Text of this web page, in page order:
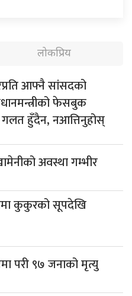
लोकप्रिय
आफ्नै सांसदको
फेसबुक
गलत हुँदैन, नआत्तिनुहोस्
अवस्था गम्भीर
कुकुरको सूपदेखि
परी ९७ जनाको मृत्यु